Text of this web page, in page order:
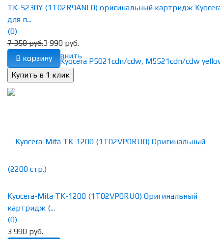
избранное сравнить
TK-5230Y (1T02R9ANL0) оригинальный картридж
для п...
(0)
7 350 руб.3 990 руб.
В корзину
Kyocera-Mita TK-1200 (1T02VP0RU0) Оригинальный
картридж (...
(0)
3 990 руб.